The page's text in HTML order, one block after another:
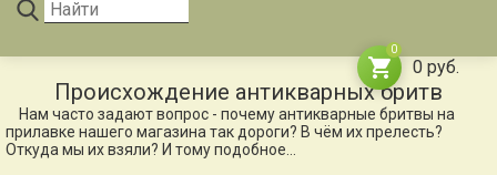
0
0 руб.
Происхождение антикварных бритв
Нам часто задают вопрос - почему антикварные бритвы на
прилавке нашего магазина так дороги? В чём их прелесть?
Откуда мы их взяли? И тому подобное...